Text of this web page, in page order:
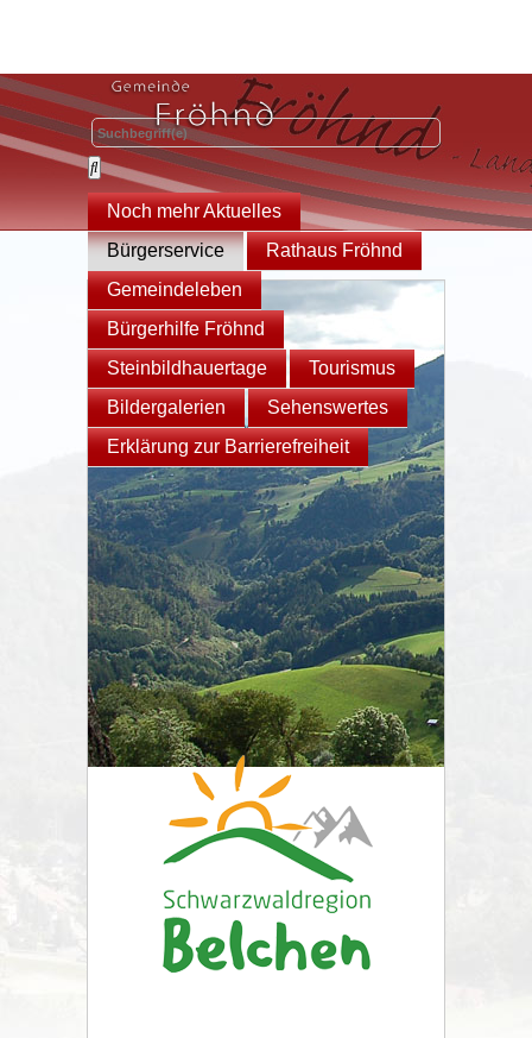
Noch mehr Aktuelles
Bürgerservice
Rathaus Fröhnd
Gemeindeleben
Bürgerhilfe Fröhnd
Steinbildhauertage
Tourismus
Bildergalerien
Sehenswertes
Erklärung zur Barrierefreiheit